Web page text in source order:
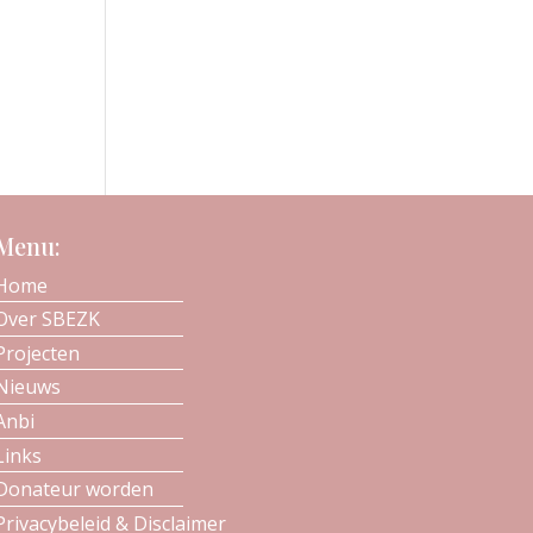
SBEZK
worden
& Disclaimer